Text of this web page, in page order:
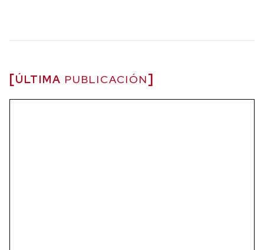
ÚLTIMA PUBLICACIÓN